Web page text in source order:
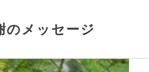
のメッセージ